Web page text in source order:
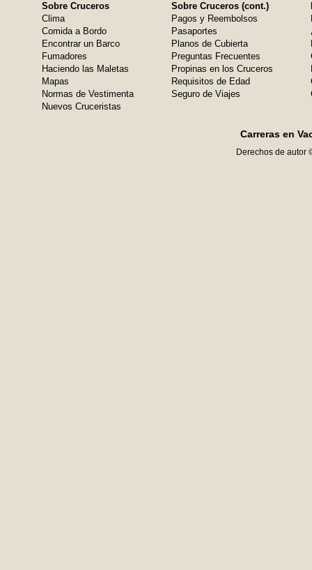
Sobre Cruceros
Clima
Comida a Bordo
Encontrar un Barco
Fumadores
Haciendo las Maletas
Mapas
Normas de Vestimenta
Nuevos Cruceristas
Sobre Cruceros (cont.)
Pagos y Reembolsos
Pasaportes
Planos de Cubierta
Preguntas Frecuentes
Propinas en los Cruceros
Requisitos de Edad
Seguro de Viajes
Carreras en
Derechos de autor